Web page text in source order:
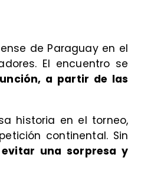
de Paraguay en el
El encuentro se
a partir de las
historia en el torneo,
continental. Sin
una sorpresa y